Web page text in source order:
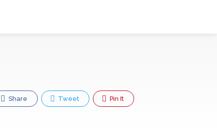
Share Tweet Pin It